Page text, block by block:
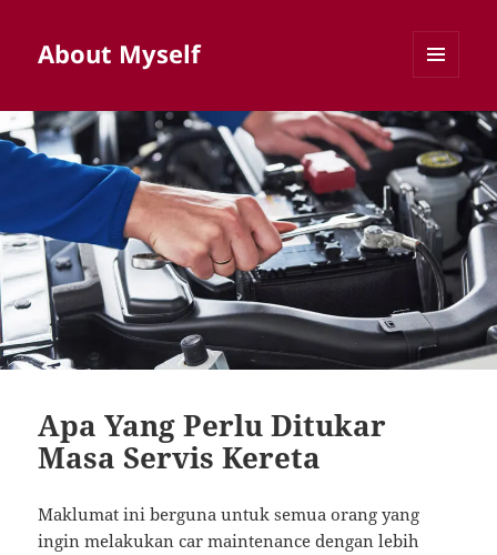
About Myself
WIDGETS
Apa Yang Perlu Ditukar
Masa Servis Kereta
Maklumat ini berguna untuk semua orang yang
ingin melakukan car maintenance dengan lebih